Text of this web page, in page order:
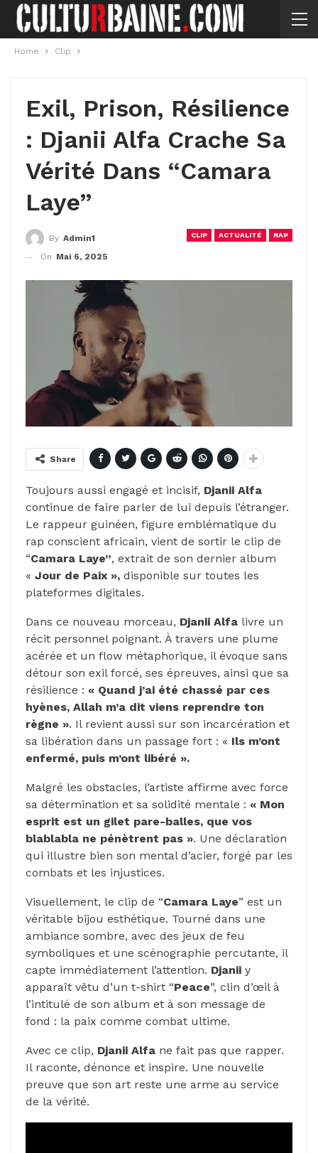
Home Clip
Exil, Prison, Résilience
: Djanii Alfa Crache Sa
Vérité Dans “Camara
Laye”
CLIP ACTUALITÉ RAP
By Admin1
On Mai 6, 2025
Share
Toujours aussi engagé et incisif, Djanii Alfa
continue de faire parler de lui depuis l’étranger.
Le rappeur guinéen, figure emblématique du
rap conscient africain, vient de sortir le clip de
“Camara Laye”, extrait de son dernier album
« Jour de Paix », disponible sur toutes les
plateformes digitales.
Dans ce nouveau morceau, Djanii Alfa livre un
récit personnel poignant. À travers une plume
acérée et un flow métaphorique, il évoque sans
détour son exil forcé, ses épreuves, ainsi que sa
résilience : « Quand j’ai été chassé par ces
hyènes, Allah m’a dit viens reprendre ton
règne ». Il revient aussi sur son incarcération et
sa libération dans un passage fort : « Ils m’ont
enfermé, puis m’ont libéré ».
Malgré les obstacles, l’artiste affirme avec force
sa détermination et sa solidité mentale : « Mon
esprit est un gilet pare-balles, que vos
blablabla ne pénètrent pas ». Une déclaration
qui illustre bien son mental d’acier, forgé par les
combats et les injustices.
Visuellement, le clip de “Camara Laye” est un
véritable bijou esthétique. Tourné dans une
ambiance sombre, avec des jeux de feu
symboliques et une scénographie percutante, il
capte immédiatement l’attention. Djanii y
apparaît vêtu d’un t-shirt “Peace”, clin d’œil à
l’intitulé de son album et à son message de
fond : la paix comme combat ultime.
Avec ce clip, Djanii Alfa ne fait pas que rapper.
Il raconte, dénonce et inspire. Une nouvelle
preuve que son art reste une arme au service
de la vérité.